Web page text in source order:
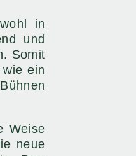
in
und
Somit
ein
Weise
neue